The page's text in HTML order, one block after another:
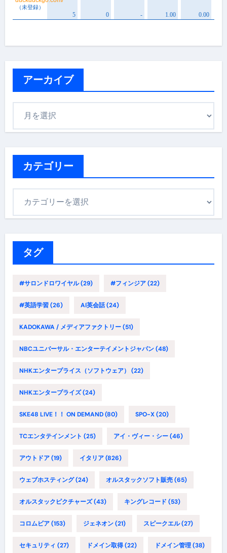
アーカイブ
カテゴリー
タグ
#サロンドロワイヤル(29) #フィンジア(22)
#英語学習(26) AI英会話(24)
KADOKAWA / メディアファクトリー(51)
NBCユニバーサル・エンターテイメントジャパン(48)
NHKエンタープライス（ソフトウェア） (22)
NHKエンタープライズ(24)
SKE48 LIVE！！ ON DEMAND(80) SPO-X(20)
TCエンタテインメント (25) アイ・ヴィー・シー(46)
アウトドア(19) イタリア(826)
ウェブホスティング(24) オルスタックソフト販売(65)
オルスタックピクチャーズ(43) キングレコード (53)
コロムビア(153) ジェネオン(21) スピークエル(27)
セキュリティ (27) ドメイン取得(22) ドメイン管理(38)